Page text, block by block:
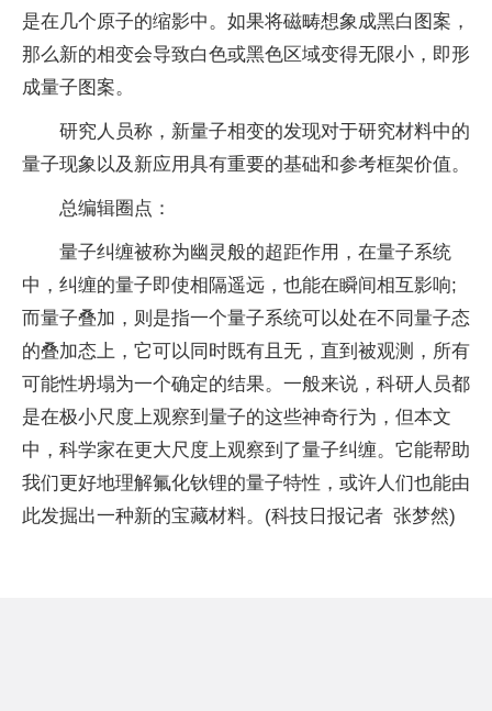
是在几个原子的缩影中。如果将磁畴想象成黑白图案，
那么新的相变会导致白色或黑色区域变得无限小，即形
成量子图案。
研究人员称，新量子相变的发现对于研究材料中的
量子现象以及新应用具有重要的基础和参考框架价值。
总编辑圈点：
量子纠缠被称为幽灵般的超距作用，在量子系统
中，纠缠的量子即使相隔遥远，也能在瞬间相互影响;
而量子叠加，则是指一个量子系统可以处在不同量子态
的叠加态上，它可以同时既有且无，直到被观测，所有
可能性坍塌为一个确定的结果。一般来说，科研人员都
是在极小尺度上观察到 量子的这些神奇行为，但本文
中，科学家在更大尺度上观察到了量子纠缠。它能帮助
我们更好地理解氟化钬锂的量子特性 ，或许人们也能由
此发掘出一种新的宝藏材料。(科技日报记者 张梦然)